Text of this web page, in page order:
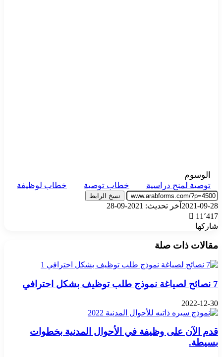
الوسوم
توصية لمنح دراسية
خطاب توصية خطاب لوظيفة
نسخ الرابط
2021-09-28 آخر تحديث: 2021-09-28
11٬417
شاركها
مقالات ذات صلة
7 نصائح لصياغة نموذج طلب توظيف بشكل احترافي
2022-12-30
قدم الآن على وظيفة في الأحوال المدنية بخطوات
بسيطة.